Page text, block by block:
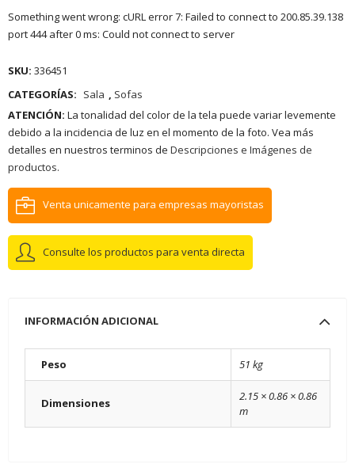
Something went wrong: cURL error 7: Failed to connect to 200.85.39.138
port 444 after 0 ms: Could not connect to server
SKU: 336451
CATEGORÍAS: Sala , Sofas
ATENCIÓN: La tonalidad del color de la tela puede variar levemente
debido a la incidencia de luz en el momento de la foto. Vea más
detalles en nuestros terminos de Descripciones e Imágenes de
productos.
Venta unicamente para empresas mayoristas
Consulte los productos para venta directa
INFORMACIÓN ADICIONAL
Peso 51 kg
Dimensiones
2.15 × 0.86 × 0.86
m